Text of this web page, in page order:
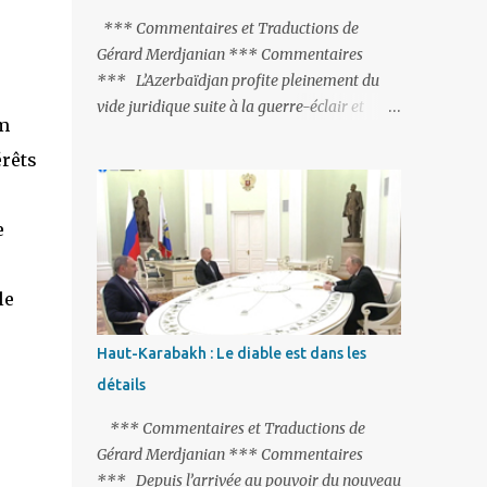
peine de mort est rétablie ; Et des menaces
non voilées envers les Etats-Unis : «Si Gülen
n'est pas extradé, les États-Unis sacrifieront
les relations bilatérales à cause de ce
*** Commentaires et Traductions de
Gérard Merdjanian *** Commentaires
*** L’Azerbaïdjan profite pleinement du
vide juridique suite à la guerre-éclair et
frontière entre l’Arménie et la Turquie
(268km) est essentiellement gardée par des
gardes-frontière russes rattachés à la base
militaire russe 102 de Gumri. On ne sait
jamais si l’envie prenait au zigoto d’en face
d’envoyer ses chars sur Erevan (1). Si les
221km de frontière avec le Nakhitchevan,
pas de problèmes majeurs, il n’en est pas de
même des 566km avec l’Azerbaïdjan. Bakou,
profitant de la faiblesse de l’Arménie et
surtout du fait que ce sont exclusivement des
Haut-Karabakh : Le diable est dans les
détails
*** Commentaires et Traductions de
Gérard Merdjanian *** Commentaires
*** Depuis l’arrivée au pouvoir du nouveau